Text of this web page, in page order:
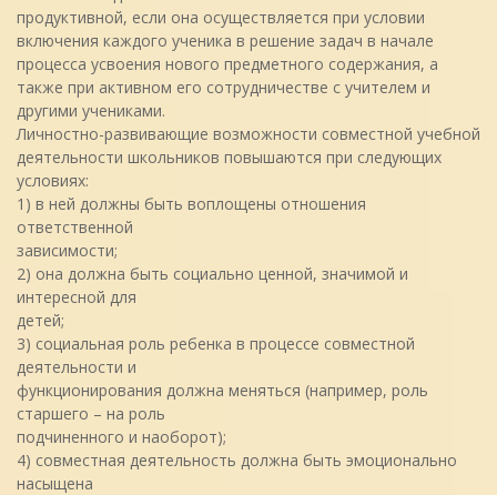
продуктивной, если она осуществляется при условии
включения каждого ученика в решение задач в начале
процесса усвоения нового предметного содержания, а
также при активном его сотрудничестве с учителем и
другими учениками.
Личностно-развивающие возможности совместной учебной
деятельности школьников повышаются при следующих
условиях:
1) в ней должны быть воплощены отношения
ответственной
зависимости;
2) она должна быть социально ценной, значимой и
интересной для
детей;
3) социальная роль ребенка в процессе совместной
деятельности и
функционирования должна меняться (например, роль
старшего – на роль
подчиненного и наоборот);
4) совместная деятельность должна быть эмоционально
насыщена